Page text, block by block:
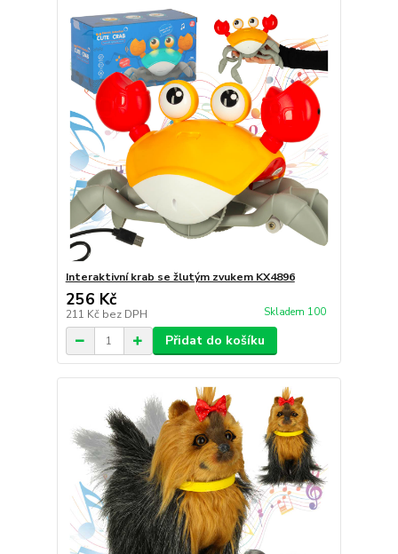
Interaktivní krab se žlutým zvukem KX4896
256 Kč
211 Kč bez DPH Skladem 100
Přidat do košíku